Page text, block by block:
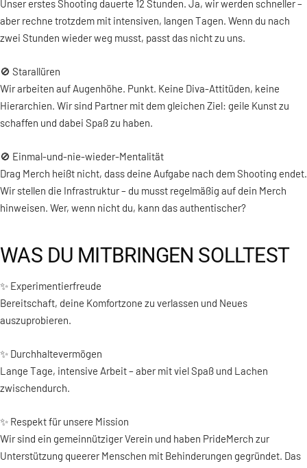
Unser erstes Shooting dauerte 12 Stunden. Ja, wir werden schneller –
aber rechne trotzdem mit intensiven, langen Tagen. Wenn du nach
zwei Stunden wieder weg musst, passt das nicht zu uns.
🚫 Starallüren
Wir arbeiten auf Augenhöhe. Punkt. Keine Diva-Attitüden, keine
Hierarchien. Wir sind Partner mit dem gleichen Ziel: geile Kunst zu
schaffen und dabei Spaß zu haben.
🚫 Einmal-und-nie-wieder-Mentalität
Drag Merch heißt nicht, dass deine Aufgabe nach dem Shooting endet.
Wir stellen die Infrastruktur – du musst regelmäßig auf dein Merch
hinweisen. Wer, wenn nicht du, kann das authentischer?
WAS DU MITBRINGEN SOLLTEST
✨ Experimentierfreude
Bereitschaft, deine Komfortzone zu verlassen und Neues
auszuprobieren.
✨ Durchhaltevermögen
Lange Tage, intensive Arbeit – aber mit viel Spaß und Lachen
zwischendurch.
✨ Respekt für unsere Mission
Wir sind ein gemeinnütziger Verein und haben PrideMerch zur
Unterstützung queerer Menschen mit Behinderungen gegründet. Das